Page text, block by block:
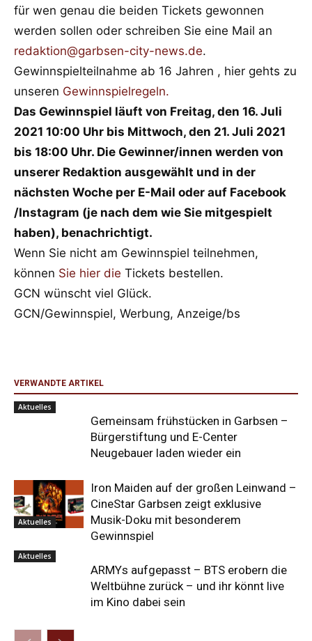
für wen genau die beiden Tickets gewonnen
werden sollen oder schreiben Sie eine Mail an
redaktion@garbsen-city-news.de.
Gewinnspielteilnahme ab 16 Jahren , hier gehts zu
unseren Gewinnspielregeln.
Das Gewinnspiel läuft von Freitag, den 16. Juli
2021 10:00 Uhr bis Mittwoch, den 21. Juli 2021
bis 18:00 Uhr. Die Gewinner/innen werden von
unserer Redaktion ausgewählt und in der
nächsten Woche per E-Mail oder auf Facebook
/Instagram (je nach dem wie Sie mitgespielt
haben), benachrichtigt.
Wenn Sie nicht am Gewinnspiel teilnehmen,
können Sie hier die Tickets bestellen.
GCN wünscht viel Glück.
GCN/Gewinnspiel, Werbung, Anzeige/bs
VERWANDTE ARTIKEL
Aktuelles
Gemeinsam frühstücken in Garbsen –
Bürgerstiftung und E-Center
Neugebauer laden wieder ein
Aktuelles
Iron Maiden auf der großen Leinwand –
CineStar Garbsen zeigt exklusive
Musik-Doku mit besonderem
Gewinnspiel
Aktuelles
ARMYs aufgepasst – BTS erobern die
Weltbühne zurück – und ihr könnt live
im Kino dabei sein